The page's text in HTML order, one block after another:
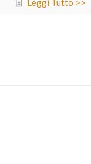
Leggi Tutto >>